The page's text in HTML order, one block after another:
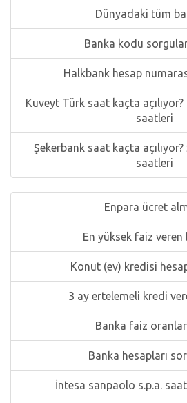
Dünyadaki tüm
Banka kodu
Halkbank hesap
Kuveyt Türk saat kaçta
saatleri
Şekerbank saat kaçta açılıyor?
saatleri
Enpara ücret
En yüksek faiz
Konut (ev) kredisi
3 ay ertelemeli kredi
Banka faiz
Banka hesapları
İntesa sanpaolo s.p.a.